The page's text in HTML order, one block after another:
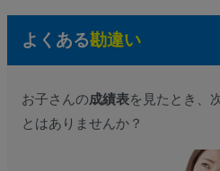
よくある勘違い
お子さんの成績表を見たとき、
とはありませんか？